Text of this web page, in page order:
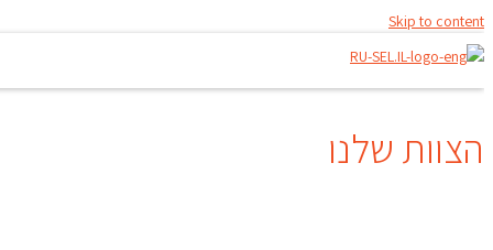
Skip to content
הצוות שלנו